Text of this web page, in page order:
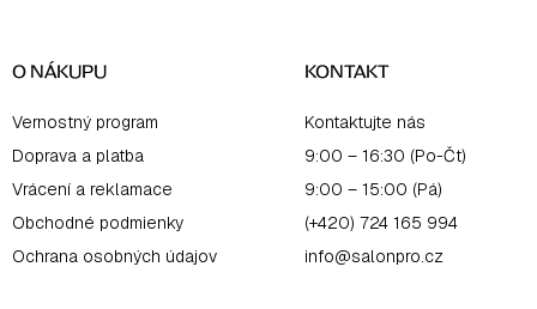
O NÁKUPU
Vernostný program
Doprava a platba
Vrácení a reklamace
Obchodné podmienky
Ochrana osobných údajov
KONTAKT
Kontaktujte nás
9:00 – 16:30 (Po-Čt)
9:00 – 15:00 (Pá)
(+420) 724 165 994
info@salonpro.cz